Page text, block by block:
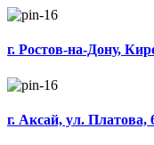
г. Ростов-на-Дону,
г. Аксай, ул. Платова,